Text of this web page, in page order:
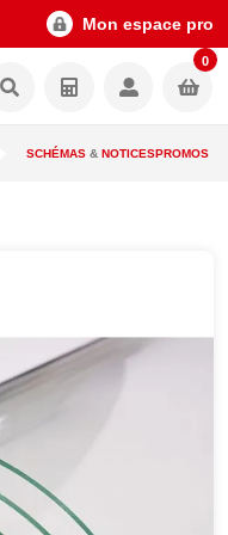
Mon espace pro
0
SCHÉMAS & NOTICESPROMOS